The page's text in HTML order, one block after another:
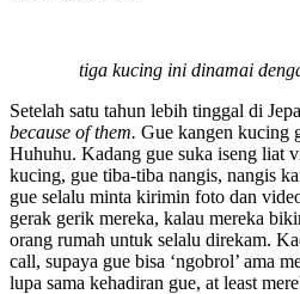
tiga kucing ini dinamai
Setelah satu tahun lebih tinggal di
because of them. Gue kangen kucing
Huhuhu. Kadang gue suka iseng liat
kucing, gue tiba-tiba nangis, nangis
gue selalu minta kirimin foto dan
gerak gerik mereka, kalau mereka
orang rumah untuk selalu direkam.
call, supaya gue bisa ‘ngobrol’ ama
lupa sama kehadiran gue, at least